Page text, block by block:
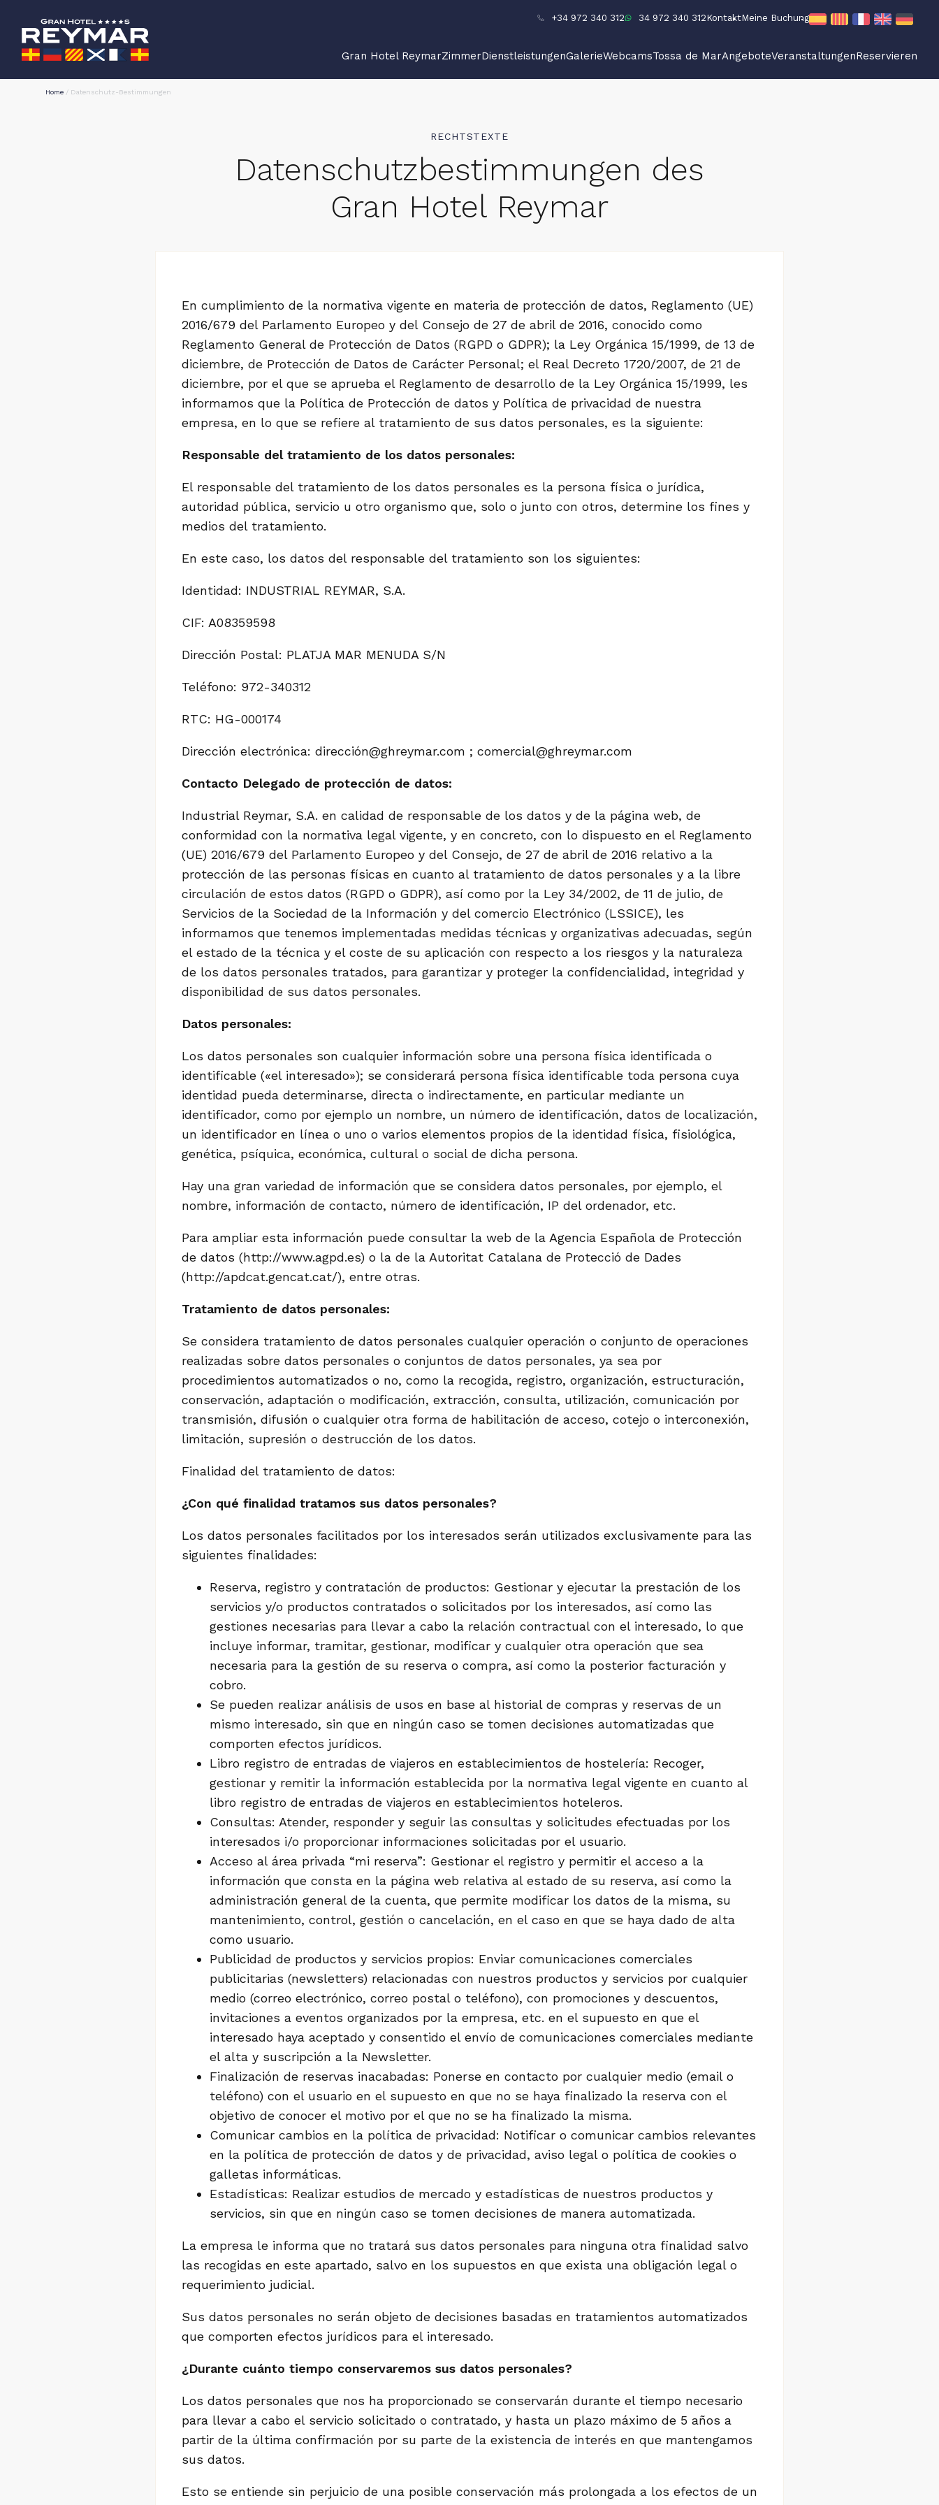
+34 972 340 312 34 972 340 312KontaktMeine Buchung
Gran Hotel ReymarZimmerDienstleistungenGalerieWebcamsTossa de MarAngeboteVeranstaltungenReservieren
Home / Datenschutz-Bestimmungen
RECHTSTEXTE
Datenschutzbestimmungen des
Gran Hotel Reymar
En cumplimiento de la normativa vigente en materia de protección de datos, Reglamento (UE)
2016/679 del Parlamento Europeo y del Consejo de 27 de abril de 2016, conocido como
Reglamento General de Protección de Datos (RGPD o GDPR); la Ley Orgánica 15/1999, de 13 de
diciembre, de Protección de Datos de Carácter Personal; el Real Decreto 1720/2007, de 21 de
diciembre, por el que se aprueba el Reglamento de desarrollo de la Ley Orgánica 15/1999, les
informamos que la Política de Protección de datos y Política de privacidad de nuestra
empresa, en lo que se refiere al tratamiento de sus datos personales, es la siguiente:
Responsable del tratamiento de los datos personales:
El responsable del tratamiento de los datos personales es la persona física o jurídica,
autoridad pública, servicio u otro organismo que, solo o junto con otros, determine los fines y
medios del tratamiento.
En este caso, los datos del responsable del tratamiento son los siguientes:
Identidad: INDUSTRIAL REYMAR, S.A.
CIF: A08359598
Dirección Postal: PLATJA MAR MENUDA S/N
Teléfono: 972-340312
RTC: HG-000174
Dirección electrónica: dirección@ghreymar.com ; comercial@ghreymar.com
Contacto Delegado de protección de datos:
Industrial Reymar, S.A. en calidad de responsable de los datos y de la página web, de
conformidad con la normativa legal vigente, y en concreto, con lo dispuesto en el Reglamento
(UE) 2016/679 del Parlamento Europeo y del Consejo, de 27 de abril de 2016 relativo a la
protección de las personas físicas en cuanto al tratamiento de datos personales y a la libre
circulación de estos datos (RGPD o GDPR), así como por la Ley 34/2002, de 11 de julio, de
Servicios de la Sociedad de la Información y del comercio Electrónico (LSSICE), les
informamos que tenemos implementadas medidas técnicas y organizativas adecuadas, según
el estado de la técnica y el coste de su aplicación con respecto a los riesgos y la naturaleza
de los datos personales tratados, para garantizar y proteger la confidencialidad, integridad y
disponibilidad de sus datos personales.
Datos personales:
Los datos personales son cualquier información sobre una persona física identificada o
identificable («el interesado»); se considerará persona física identificable toda persona cuya
identidad pueda determinarse, directa o indirectamente, en particular mediante un
identificador, como por ejemplo un nombre, un número de identificación, datos de localización,
un identificador en línea o uno o varios elementos propios de la identidad física, fisiológica,
genética, psíquica, económica, cultural o social de dicha persona.
Hay una gran variedad de información que se considera datos personales, por ejemplo, el
nombre, información de contacto, número de identificación, IP del ordenador, etc.
Para ampliar esta información puede consultar la web de la Agencia Española de Protección
de datos (http://www.agpd.es) o la de la Autoritat Catalana de Protecció de Dades
(http://apdcat.gencat.cat/), entre otras.
Tratamiento de datos personales:
Se considera tratamiento de datos personales cualquier operación o conjunto de operaciones
realizadas sobre datos personales o conjuntos de datos personales, ya sea por
procedimientos automatizados o no, como la recogida, registro, organización, estructuración,
conservación, adaptación o modificación, extracción, consulta, utilización, comunicación por
transmisión, difusión o cualquier otra forma de habilitación de acceso, cotejo o interconexión,
limitación, supresión o destrucción de los datos.
Finalidad del tratamiento de datos:
¿Con qué finalidad tratamos sus datos personales?
Los datos personales facilitados por los interesados serán utilizados exclusivamente para las
siguientes finalidades:
Reserva, registro y contratación de productos: Gestionar y ejecutar la prestación de los
servicios y/o productos contratados o solicitados por los interesados, así como las
gestiones necesarias para llevar a cabo la relación contractual con el interesado, lo que
incluye informar, tramitar, gestionar, modificar y cualquier otra operación que sea
necesaria para la gestión de su reserva o compra, así como la posterior facturación y
cobro.
Se pueden realizar análisis de usos en base al historial de compras y reservas de un
mismo interesado, sin que en ningún caso se tomen decisiones automatizadas que
comporten efectos jurídicos.
Libro registro de entradas de viajeros en establecimientos de hostelería: Recoger,
gestionar y remitir la información establecida por la normativa legal vigente en cuanto al
libro registro de entradas de viajeros en establecimientos hoteleros.
Consultas: Atender, responder y seguir las consultas y solicitudes efectuadas por los
interesados i/o proporcionar informaciones solicitadas por el usuario.
Acceso al área privada “mi reserva”: Gestionar el registro y permitir el acceso a la
información que consta en la página web relativa al estado de su reserva, así como la
administración general de la cuenta, que permite modificar los datos de la misma, su
mantenimiento, control, gestión o cancelación, en el caso en que se haya dado de alta
como usuario.
Publicidad de productos y servicios propios: Enviar comunicaciones comerciales
publicitarias (newsletters) relacionadas con nuestros productos y servicios por cualquier
medio (correo electrónico, correo postal o teléfono), con promociones y descuentos,
invitaciones a eventos organizados por la empresa, etc. en el supuesto en que el
interesado haya aceptado y consentido el envío de comunicaciones comerciales mediante
el alta y suscripción a la Newsletter.
Finalización de reservas inacabadas: Ponerse en contacto por cualquier medio (email o
teléfono) con el usuario en el supuesto en que no se haya finalizado la reserva con el
objetivo de conocer el motivo por el que no se ha finalizado la misma.
Comunicar cambios en la política de privacidad: Notificar o comunicar cambios relevantes
en la política de protección de datos y de privacidad, aviso legal o política de cookies o
galletas informáticas.
Estadísticas: Realizar estudios de mercado y estadísticas de nuestros productos y
servicios, sin que en ningún caso se tomen decisiones de manera automatizada.
La empresa le informa que no tratará sus datos personales para ninguna otra finalidad salvo
las recogidas en este apartado, salvo en los supuestos en que exista una obligación legal o
requerimiento judicial.
Sus datos personales no serán objeto de decisiones basadas en tratamientos automatizados
que comporten efectos jurídicos para el interesado.
¿Durante cuánto tiempo conservaremos sus datos personales?
Los datos personales que nos ha proporcionado se conservarán durante el tiempo necesario
para llevar a cabo el servicio solicitado o contratado, y hasta un plazo máximo de 5 años a
partir de la última confirmación por su parte de la existencia de interés en que mantengamos
sus datos.
Esto se entiende sin perjuicio de una posible conservación más prolongada a los efectos de un